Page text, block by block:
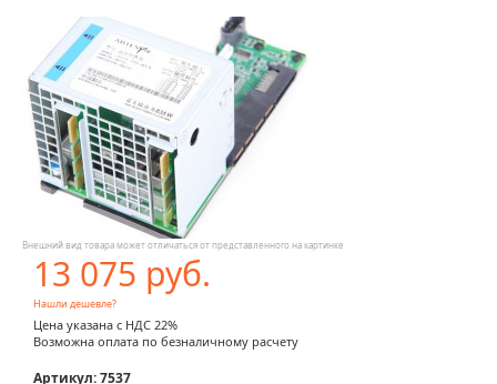
Внешний вид товара может отличаться от представленного на картинке
13 075 руб.
Нашли дешевле?
Цена указана с НДС 22%
Возможна оплата по безналичному расчету
Артикул: 7537